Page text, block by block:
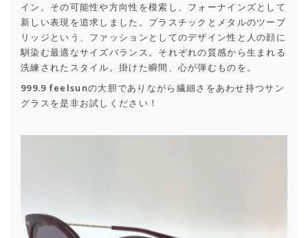
イン。その可能性や方向性を模索し、フォーナインズとして
新しい表現を追求しました。プラスチックとメタルのツーブ
リッジという、ファッションとしてのデザイン性と人の顔に
馴染む最適なサイズバランス。それぞれの質感から生まれる
洗練されたスタイル。掛けた瞬間、心が弾むものを。
999.9 feelsunの大胆でありながら繊細さをあわせ持つサン
グラスを是非お試しください！